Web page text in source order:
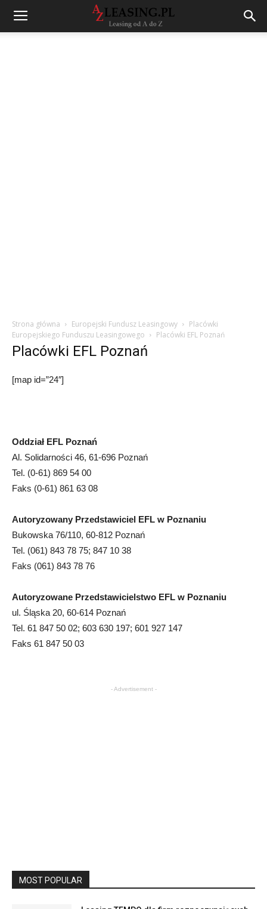
Strona główna Europejski Fundusz Leasingowy
Placówki
Europejskiego Funduszu Leasingowego
Placówki EFL Poznań
Placówki EFL Poznań
[map id=”24″]
Oddział EFL Poznań
Al. Solidarności 46, 61-696 Poznań
Tel. (0-61) 869 54 00
Faks (0-61) 861 63 08
Autoryzowany Przedstawiciel EFL w Poznaniu
Bukowska 76/110, 60-812 Poznań
Tel. (061) 843 78 75; 847 10 38
Faks (061) 843 78 76
Autoryzowane Przedstawicielstwo EFL w Poznaniu
ul. Śląska 20, 60-614 Poznań
Tel. 61 847 50 02; 603 630 197; 601 927 147
Faks 61 847 50 03
- Advertisement -
MOST POPULAR